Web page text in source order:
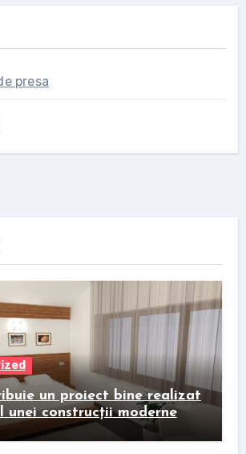
presa
un proiect bine realizat
unei construcții moderne